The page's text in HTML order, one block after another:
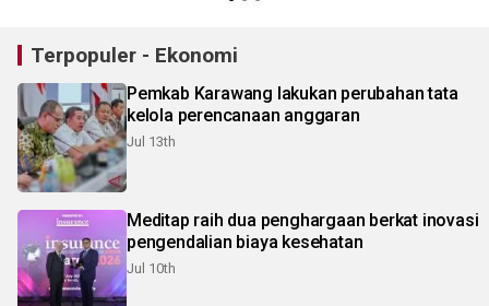
Terpopuler - Ekonomi
Pemkab Karawang lakukan perubahan tata
kelola perencanaan anggaran
Jul 13th
Meditap raih dua penghargaan berkat inovasi
pengendalian biaya kesehatan
Jul 10th